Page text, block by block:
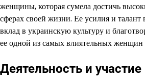
женщины, которая сумела достичь
сферах своей жизни. Ее усилия и талант
вклад в украинскую культуру и
ее одной из самых влиятельных женщин
Деятельность и